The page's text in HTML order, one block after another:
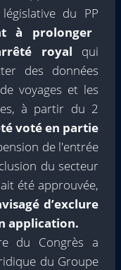
du PP
à prolonger
royal qui
des données
voyages et les
à partir du 2
voté en partie
de l'entrée
du secteur
été approuvée,
d’exclure
application.
du Congrès a
du Groupe